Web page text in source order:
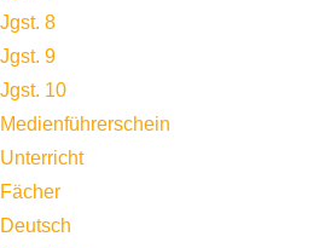
Jgst. 8
Jgst. 9
Jgst. 10
Medienführerschein
Unterricht
Fächer
Deutsch